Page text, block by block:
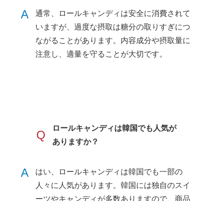
A
通常、ロールキャンディは安全に消費されて
いますが、過度な摂取は糖分の取りすぎにつ
ながることがあります。内容成分や摂取量に
注意し、適量を守ることが大切です。
Q
ロールキャンディは韓国でも人気が
ありますか？
A
はい、ロールキャンディは韓国でも一部の
人々に人気があります。韓国には独自のスイ
ーツやキャンディが多数ありますので、商品